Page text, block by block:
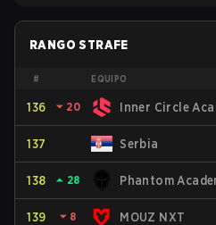
RANGO STRAFE
# EQUIPO
136 ⏷ 20 Inner Circle
137 Serbia
138 ⏶ 28 Phantom
139 ⏷ 8 MOUZ NXT